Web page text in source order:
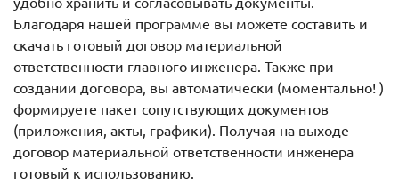
Благодаря нашей программе вы можете составить и
скачать готовый договор материальной
ответственности главного инженера. Также при
создании договора, вы автоматически (моментально! )
формируете пакет сопутствующих документов
(приложения, акты, графики). Получая на выходе
договор материальной ответственности инженера
готовый к использованию.